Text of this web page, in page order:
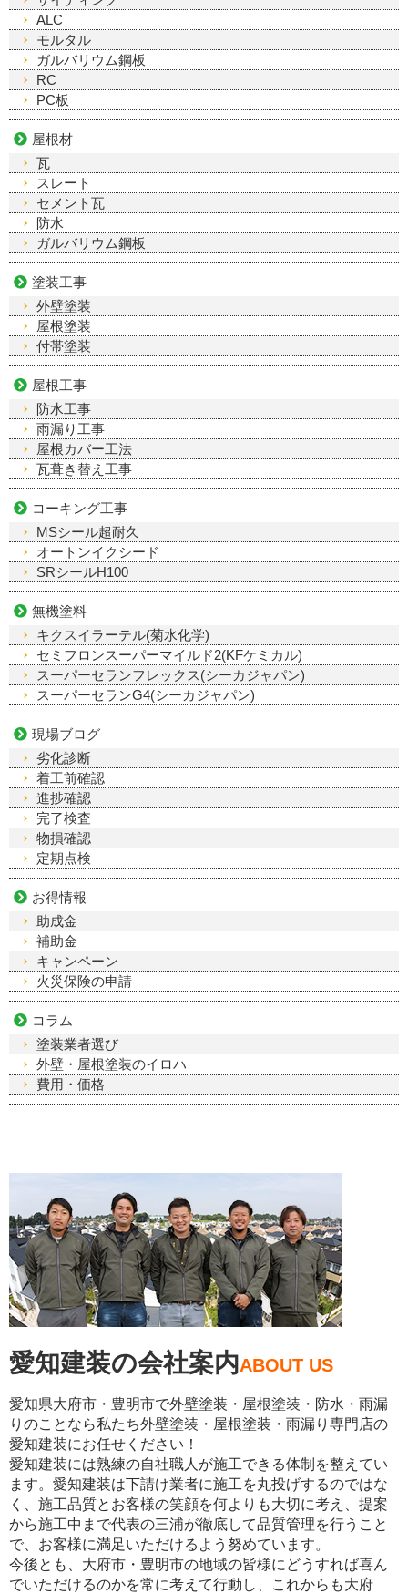
ALC
モルタル
ガルバリウム鋼板
RC
PC板
屋根材
瓦
スレート
セメント瓦
防水
ガルバリウム鋼板
塗装工事
外壁塗装
屋根塗装
付帯塗装
屋根工事
防水工事
雨漏り工事
屋根カバー工法
瓦葺き替え工事
コーキング工事
MSシール超耐久
オートンイクシード
SRシールH100
無機塗料
キクスイラーテル(菊水化学)
セミフロンスーパーマイルド2(KFケミカル)
スーパーセランフレックス(シーカジャパン)
スーパーセランG4(シーカジャパン)
現場ブログ
劣化診断
着工前確認
進捗確認
完了検査
物損確認
定期点検
お得情報
助成金
補助金
キャンペーン
火災保険の申請
コラム
塗装業者選び
外壁・屋根塗装のイロハ
費用・価格
愛知建装の会社案内ABOUT US
愛知県大府市・豊明市で外壁塗装・屋根塗装・防水・雨漏
りのことなら私たち外壁塗装・屋根塗装・雨漏り専門店の
愛知建装にお任せください！
愛知建装には熟練の自社職人が施工できる体制を整えてい
ます。愛知建装は下請け業者に施工を丸投げするのではな
く、施工品質とお客様の笑顔を何よりも大切に考え、提案
から施工中まで代表の三浦が徹底して品質管理を行うこと
で、お客様に満足いただけるよう努めています。
今後とも、大府市・豊明市の地域の皆様にどうすれば喜ん
でいただけるのかを常に考えて行動し、これからも大府